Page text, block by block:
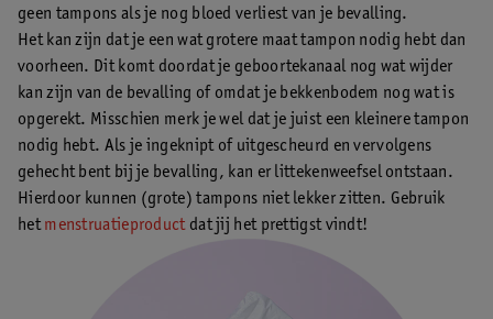
geen tampons als je nog bloed verliest van je bevalling.
Het kan zijn dat je een wat grotere maat tampon nodig hebt dan
voorheen. Dit komt doordat je geboortekanaal nog wat wijder
kan zijn van de bevalling of omdat je bekkenbodem nog wat is
opgerekt. Misschien merk je wel dat je juist een kleinere tampon
nodig hebt. Als je ingeknipt of uitgescheurd en vervolgens
gehecht bent bij je bevalling, kan er littekenweefsel ontstaan.
Hierdoor kunnen (grote) tampons niet lekker zitten. Gebruik
hetmenstruatieproduct dat jij het prettigst vindt!